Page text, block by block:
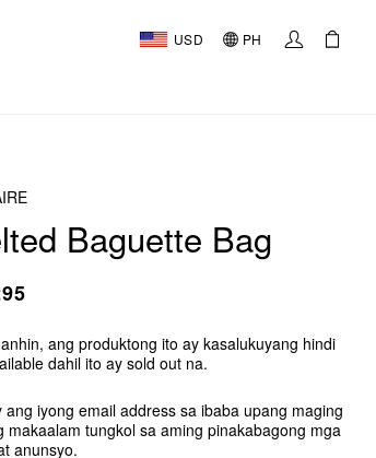
USD PH
Baguette Bag
ang produktong ito ay kasalukuyang hindi
dahil ito ay sold out na.
ang iyong email address sa ibaba upang maging
makaalam tungkol sa aming pinakabagong mga
anunsyo.